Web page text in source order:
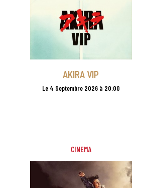
AKIRA VIP
Le 4 Septembre 2026 à 20:00
CINEMA